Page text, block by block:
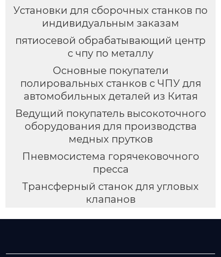
Установки для сборочных станков по
индивидуальным заказам
пятиосевой обрабатывающий центр
с чпу по металлу
Основные покупатели
полировальных станков с ЧПУ для
автомобильных деталей из Китая
Ведущий покупатель высокоточного
оборудования для производства
медных прутков
Пневмосистема горячековочного
пресса
Трансферный станок для угловых
клапанов